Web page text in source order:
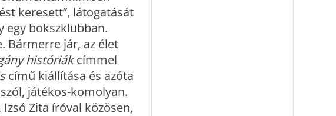
keresett”, látogatását
egy bokszklubban.
Bármerre jár, az élet
históriákcímmel
című kiállítása és azóta
játékos-komolyan.
Zita íróval közösen,